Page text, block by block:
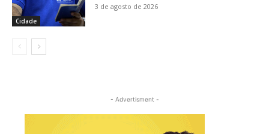
Cidade
3 de agosto de 2026
- Advertisment -